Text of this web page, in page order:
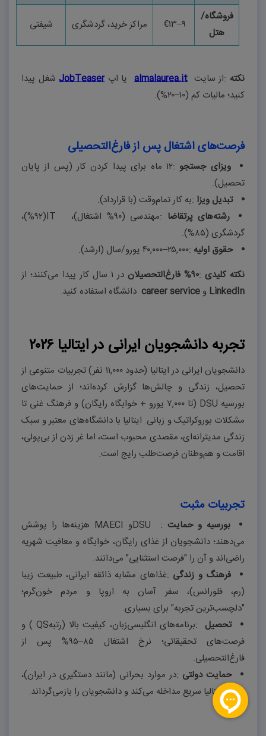
فروشگاه/
هتل
۹–۱۳€ مراکز خرید، گردشگری شیفتی
نکته :از سایتalmalaurea.it یا اپJobTeaser شغل پیدا
کنید؛ مالیات کم (۱۰–۲۰% )
.
فرصت‌های اشتغال پس از فارغ‌التحصیلی
ویزای جستجو :۱۲ ماه برای پیدا کردن کار (پس از پایان
تحصیل).
تبدیل ویزا :به کار تمام‌وقت (با قرارداد).
رشته‌های پرتقاضا :مهندسی (۹۰% اشتغال)، IT
(۹۲% )،
گردشگری (۸۵% )
.
حقوق اولیه :۲۵,۰۰۰–۴۰,۰۰۰ یورو/سال (ارشد).
نکته کلیدی :۹۰% فارغ‌التحصیلان در ۱ سال کار پیدا می‌کنند؛ از
LinkedIn و career service دانشگاه استفاده کنید.
تجربه دانشجویان ایرانی در ایتالیا ۲۰۲۶
دانشجویان ایرانی در ایتالیا (حدود۱۱,۰۰۰ نفر) تجربیات متنوعی از
تحصیل، زندگی و چالش‌ها گزارش کرده‌اند؛ از حمایت‌های
بورسیه DSU (تا ۷,۰۰۰ یورو + خوابگاه رایگان) و فرهنگ غنی تا
مشکلات بوروکراتیک و زبانی. ایتالیا با دانشگاه‌های معتبر و سبک
زندگی مدیترانه‌ای، مقصدی محبوب است، اما غر زدن از بی‌پولی،
اقامت و هم‌وطنان فرصت‌طلب رایج است.
تجربیات مثبت
بورسیه و حمایت :
DSUو MAECI هزینه‌ها را پوشش
می‌دهند؛ دانشجویان از غذای رایگان، خوابگاه و معافیت شهریه
راضی‌اند و آن را "فرصت استثنایی" می‌دانند.
فرهنگ و زندگی :غذاهای مشابه ذائقه ایرانی، طبیعت زیبا
(رم، فلورانس)، سفر آسان به اروپا و مردم خون‌گرم؛
"دلچسب‌ترین تجربه" برای بسیاری.
تحصیل :برنامه‌های انگلیسی‌زبان، کیفیت بالا (رتبهQS
) و
فرصت‌های تحقیقاتی؛ نرخ اشتغال ۸۵–۹۵%
پس از
فارغ‌التحصیلی.
حمایت دولتی :در موارد بحرانی (مانند دستگیری در ایران)،
دولت ایتالیا سریع مداخله می‌کند و دانشجویان را بازمی‌گرداند.